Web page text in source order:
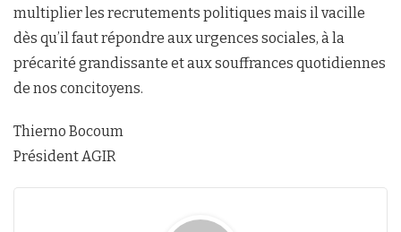
multiplier les recrutements politiques mais il vacille
dès qu’il faut répondre aux urgences sociales, à la
précarité grandissante et aux souffrances quotidiennes
de nos concitoyens.
Thierno Bocoum
Président AGIR